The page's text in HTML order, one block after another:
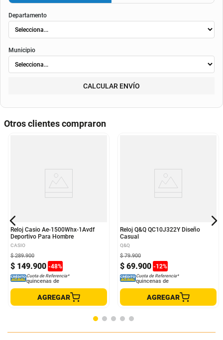
Departamento
Municipio
CALCULAR ENVÍO
Otros clientes compraron
Reloj Casio Ae-1500Whx-1Avdf
Deportivo Para Hombre
CASIO
$ 149.900 -48%
$ 289.900
Cuota de Referencia*
quincenas de
AGREGAR
Reloj Q&Q QC10J322Y Diseño
Casual
Q&Q
$ 69.900 -12%
$ 79.900
Cuota de Referencia*
quincenas de
AGREGAR